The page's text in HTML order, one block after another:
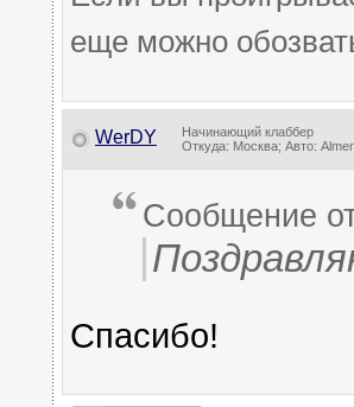
еще можно
WerDY
Начинающий клаббер
Откуда: Москва; Авто:
Сообщение
Спасибо!